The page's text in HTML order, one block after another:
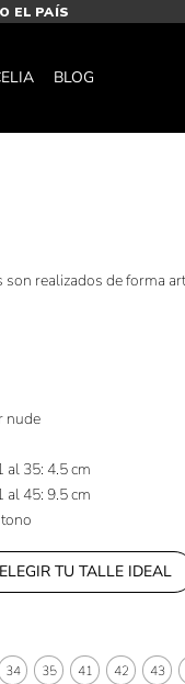
EL PAÍS
BLOG
realizados de forma
nude
al 35: 4.5 cm
al 45: 9.5 cm
TU TALLE IDEAL
34 35 41 42 43